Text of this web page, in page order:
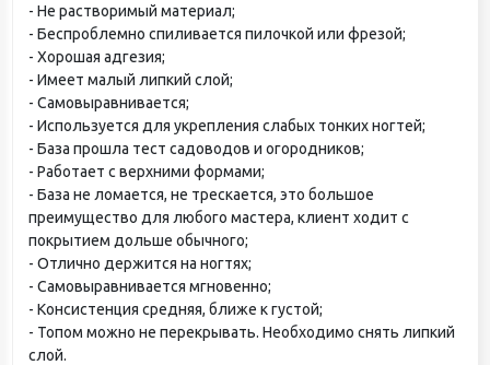
- Не растворимый материал;
- Беспроблемно спиливается пилочкой или фрезой;
- Хорошая адгезия;
- Имеет малый липкий слой;
- Самовыравнивается;
- Используется для укрепления слабых тонких ногтей;
- База прошла тест садоводов и огородников;
- Работает с верхними формами;
- База не ломается, не трескается, это большое
преимущество для любого мастера, клиент ходит с
покрытием дольше обычного;
- Отлично держится на ногтях;
- Самовыравнивается мгновенно;
- Консистенция средняя, ближе к густой;
- Топом можно не перекрывать. Необходимо снять липкий
слой.